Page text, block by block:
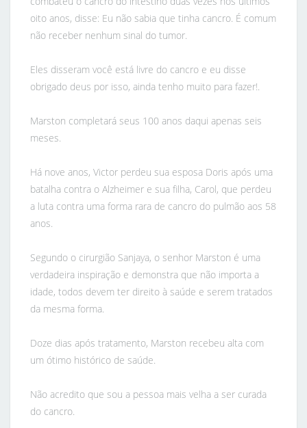
oito anos, disse: Eu não sabia que tinha cancro. É comum
não receber nenhum sinal do tumor.
Eles disseram você está livre do cancro e eu disse
obrigado deus por isso, ainda tenho muito para fazer!.
Marston completará seus 100 anos daqui apenas seis
meses.
Há nove anos, Victor perdeu sua esposa Doris após uma
batalha contra o Alzheimer e sua filha, Carol, que perdeu
a luta contra uma forma rara de cancro do pulmão aos 58
anos.
Segundo o cirurgião Sanjaya, o senhor Marston é uma
verdadeira inspiração e demonstra que não importa a
idade, todos devem ter direito à saúde e serem tratados
da mesma forma.
Doze dias após tratamento, Marston recebeu alta com
um ótimo histórico de saúde.
Não acredito que sou a pessoa mais velha a ser curada
do cancro.